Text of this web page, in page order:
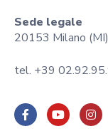
Sede legale
20153 Milano
tel. +39